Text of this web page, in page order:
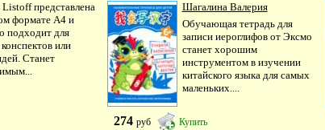
Listoff представлена
формате А4 и
подходит для
или
Станет
Шагалина Валерия
Обучающая тетрадь для
записи иероглифов от Эксмо
станет хорошим
инструментом в изучении
китайского языка для самых
маленьких....
274 руб Купить